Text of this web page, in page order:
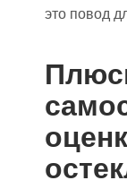
это повод